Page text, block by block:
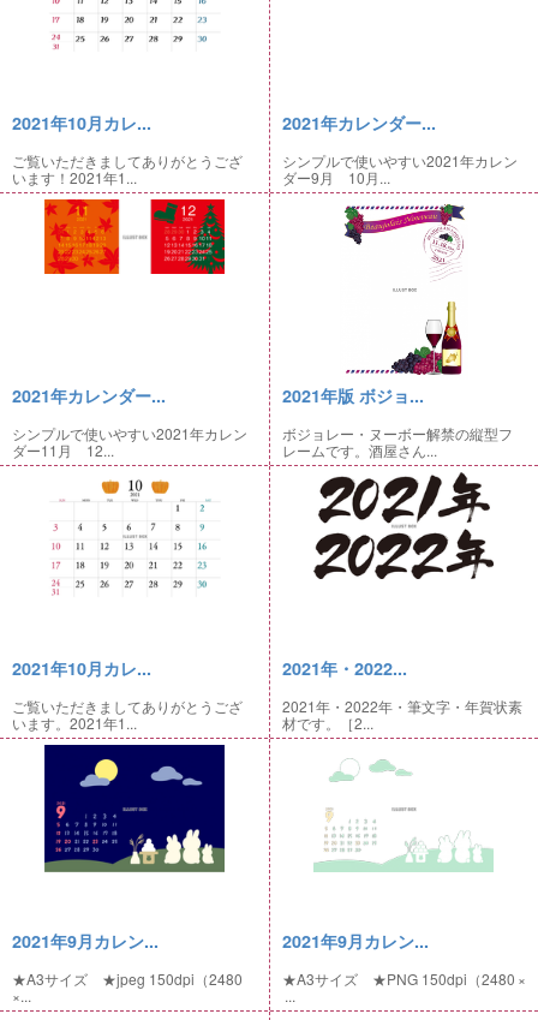
2021年10月カレ...
ご覧いただきましてありがとうござ
います！2021年1...
2021年カレンダー...
シンプルで使いやすい2021年カレン
ダー9月 10月...
2021年カレンダー...
シンプルで使いやすい2021年カレン
ダー11月 12...
2021年版 ボジョ...
ボジョレー・ヌーボー解禁の縦型フ
レームです。酒屋さん...
2021年10月カレ...
ご覧いただきましてありがとうござ
います。2021年1...
2021年・2022...
2021年・2022年・筆文字・年賀状素
材です。［2...
2021年9月カレン...
★A3サイズ ★jpeg 150dpi（2480
×...
2021年9月カレン...
★A3サイズ ★PNG 150dpi（2480 ×
...